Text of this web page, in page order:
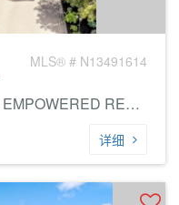
MLS® # N13491614
经纪公司: KELLER WILLIAMS EMPOWERED REALTY
详细